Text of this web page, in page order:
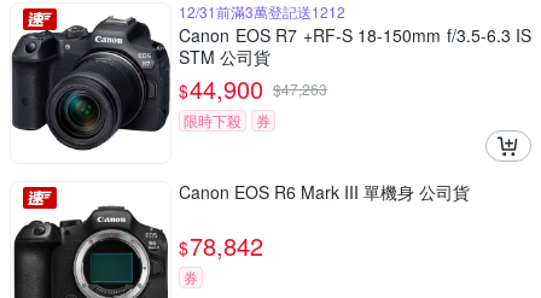
12/31前滿3萬登記送1212
Canon EOS R7 +RF-S 18-150mm f/3.5-6.3 IS
STM 公司貨
$44,900 $47,263
限時下殺
券
Canon EOS R6 Mark III 單機身 公司貨
$78,842
券